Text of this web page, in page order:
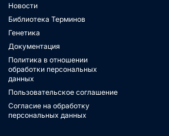
Новости
Библиотека Терминов
Генетика
Документация
Политика в отношении
обработки персональных
данных
Пользовательское соглашение
Согласие на обработку
персональных данных